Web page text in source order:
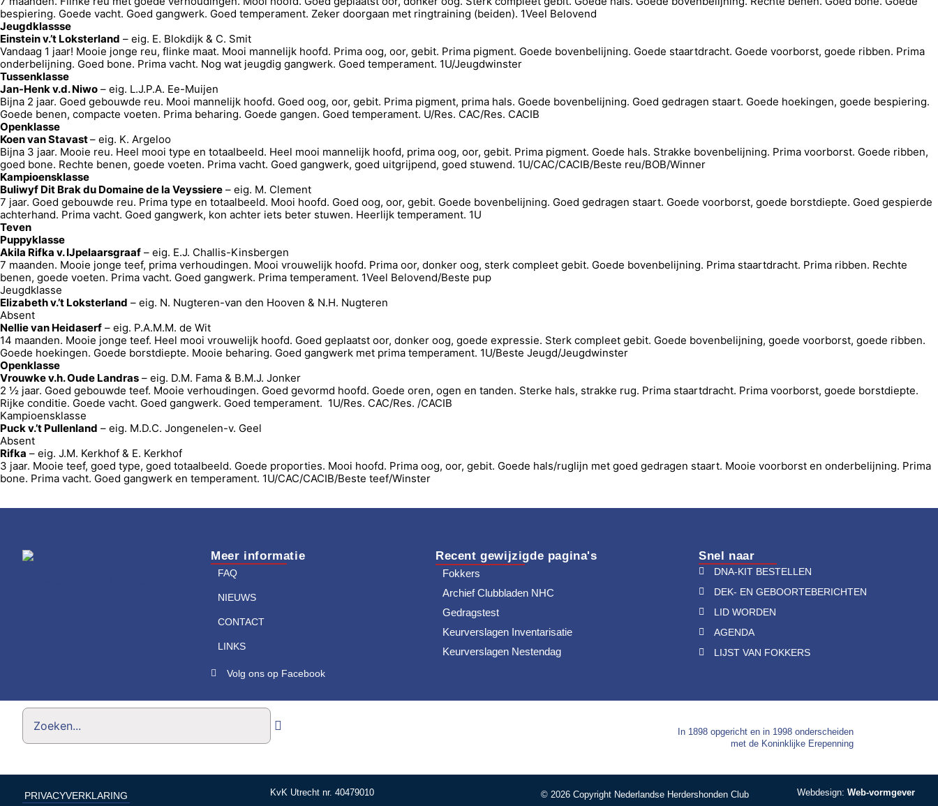
bespiering. Goede vacht. Goed gangwerk. Goed temperament. Zeker doorgaan met ringtraining (beiden). 1Veel Belovend
Jeugdklassse
Einstein v.’t Loksterland – eig. E. Blokdijk & C. Smit
Vandaag 1 jaar! Mooie jonge reu, flinke maat. Mooi mannelijk hoofd. Prima oog, oor, gebit. Prima pigment. Goede bovenbelijning. Goede staartdracht. Goede voorborst, goede ribben. Prima
onderbelijning. Goed bone. Prima vacht. Nog wat jeugdig gangwerk. Goed temperament. 1U/Jeugdwinster
Tussenklasse
Jan-Henk v.d. Niwo – eig. L.J.P.A. Ee-Muijen
Bijna 2 jaar. Goed gebouwde reu. Mooi mannelijk hoofd. Goed oog, oor, gebit. Prima pigment, prima hals. Goede bovenbelijning. Goed gedragen staart. Goede hoekingen, goede bespiering.
Goede benen, compacte voeten. Prima beharing. Goede gangen. Goed temperament. U/Res. CAC/Res. CACIB
Openklasse
Koen van Stavast– eig. K. Argeloo
Bijna 3 jaar. Mooie reu. Heel mooi type en totaalbeeld. Heel mooi mannelijk hoofd, prima oog, oor, gebit. Prima pigment. Goede hals. Strakke bovenbelijning. Prima voorborst. Goede ribben,
goed bone. Rechte benen, goede voeten. Prima vacht. Goed gangwerk, goed uitgrijpend, goed stuwend. 1U/CAC/CACIB/Beste reu/BOB/Winner
Kampioensklasse
Buliwyf Dit Brak du Domaine de la Veyssiere – eig. M. Clement
7 jaar. Goed gebouwde reu. Prima type en totaalbeeld. Mooi hoofd. Goed oog, oor, gebit. Goede bovenbelijning. Goed gedragen staart. Goede voorborst, goede borstdiepte. Goed gespierde
achterhand. Prima vacht. Goed gangwerk, kon achter iets beter stuwen. Heerlijk temperament. 1U
Teven
Puppyklasse
Akila Rifka v. IJpelaarsgraaf – eig. E.J. Challis-Kinsbergen
7 maanden. Mooie jonge teef, prima verhoudingen. Mooi vrouwelijk hoofd. Prima oor, donker oog, sterk compleet gebit. Goede bovenbelijning. Prima staartdracht. Prima ribben. Rechte
benen, goede voeten. Prima vacht. Goed gangwerk. Prima temperament. 1Veel Belovend/Beste pup
Jeugdklasse
Elizabeth v.’t Loksterland – eig. N. Nugteren-van den Hooven & N.H. Nugteren
Absent
Nellie van Heidaserf – eig. P.A.M.M. de Wit
14 maanden. Mooie jonge teef. Heel mooi vrouwelijk hoofd. Goed geplaatst oor, donker oog, goede expressie. Sterk compleet gebit. Goede bovenbelijning, goede voorborst, goede ribben.
Goede hoekingen. Goede borstdiepte. Mooie beharing. Goed gangwerk met prima temperament. 1U/Beste Jeugd/Jeugdwinster
Openklasse
Vrouwke v.h. Oude Landras – eig. D.M. Fama & B.M.J. Jonker
2 ½ jaar. Goed gebouwde teef. Mooie verhoudingen. Goed gevormd hoofd. Goede oren, ogen en tanden. Sterke hals, strakke rug. Prima staartdracht. Prima voorborst, goede borstdiepte.
Rijke conditie. Goede vacht. Goed gangwerk. Goed temperament. 1U/Res. CAC/Res. /CACIB
Kampioensklasse
Puck v.’t Pullenland – eig. M.D.C. Jongenelen-v. Geel
Absent
Rifka – eig. J.M. Kerkhof & E. Kerkhof
3 jaar. Mooie teef, goed type, goed totaalbeeld. Goede proporties. Mooi hoofd. Prima oog, oor, gebit. Goede hals/ruglijn met goed gedragen staart. Mooie voorborst en onderbelijning. Prima
bone. Prima vacht. Goed gangwerk en temperament. 1U/CAC/CACIB/Beste teef/Winster
Meer informatie
FAQ
NIEUWS
CONTACT
LINKS
Volg ons op Facebook
Recent gewijzigde pagina's
Fokkers
Archief Clubbladen NHC
Gedragstest
Keurverslagen Inventarisatie
Keurverslagen Nestendag
Snel naar
DNA-KIT BESTELLEN
DEK- EN GEBOORTEBERICHTEN
LID WORDEN
AGENDA
LIJST VAN FOKKERS
In 1898 opgericht en in 1998 onderscheiden
met de Koninklijke Erepenning
PRIVACYVERKLARING KvK Utrecht nr. 40479010 © 2026 Copyright Nederlandse Herdershonden Club Webdesign:Web-vormgever